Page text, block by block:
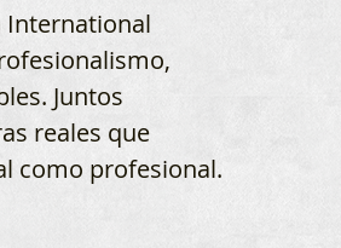
International
Juntos
reales que
como profesional.